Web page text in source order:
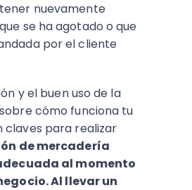
nuevamente
se ha agotado o que
por el cliente
y el buen uso de la
cómo funciona tu
claves para realizar
de mercadería
al momento
Al llevar un